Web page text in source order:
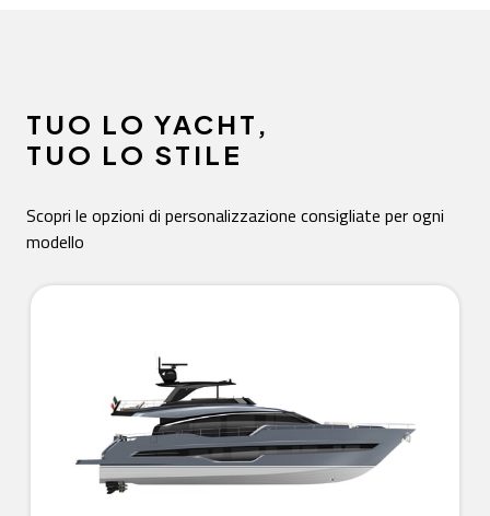
TUO LO YACHT,
TUO LO STILE
Scopri le opzioni di personalizzazione consigliate per ogni
modello